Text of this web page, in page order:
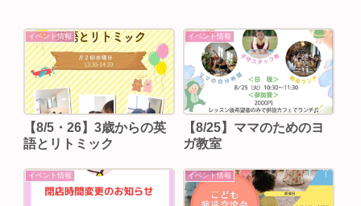
イベント情報
【8/5・26】3歳からの英
語とリトミック
イベント情報
【8/25】ママのためのヨ
ガ教室
イベント情報 イベント情報